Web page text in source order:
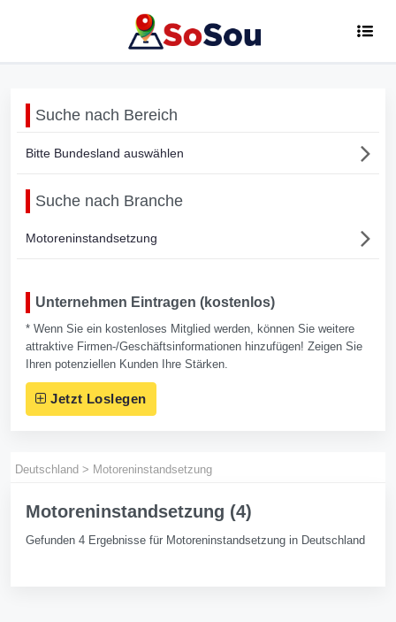
Suche nach Bereich
Bitte Bundesland auswählen
Suche nach Branche
Motoreninstandsetzung
Unternehmen Eintragen (kostenlos)
* Wenn Sie ein kostenloses Mitglied werden, können Sie weitere
attraktive Firmen-/Geschäftsinformationen hinzufügen! Zeigen Sie
Ihren potenziellen Kunden Ihre Stärken.
Jetzt Loslegen
Deutschland > Motoreninstandsetzung
Motoreninstandsetzung (4)
Gefunden 4 Ergebnisse für Motoreninstandsetzung in Deutschland